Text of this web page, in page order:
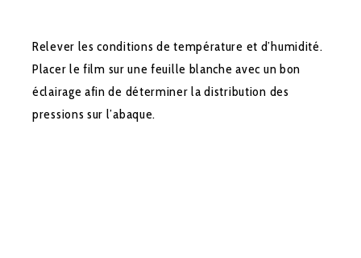
Relever les conditions de température et d’humidité.
Placer le film sur une feuille blanche avec un bon
éclairage afin de déterminer la distribution des
pressions sur l’abaque.